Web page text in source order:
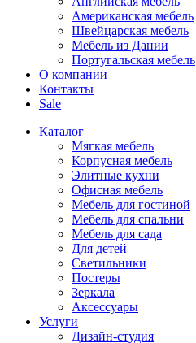
Американская мебель
Швейцарская мебель
Мебель из Дании
Португальская мебель
О компании
Контакты
Sale
Каталог
Мягкая мебель
Корпусная мебель
Элитные кухни
Офисная мебель
Мебель для гостиной
Мебель для спальни
Мебель для сада
Для детей
Светильники
Постеры
Зеркала
Аксессуары
Услуги
Дизайн-студия